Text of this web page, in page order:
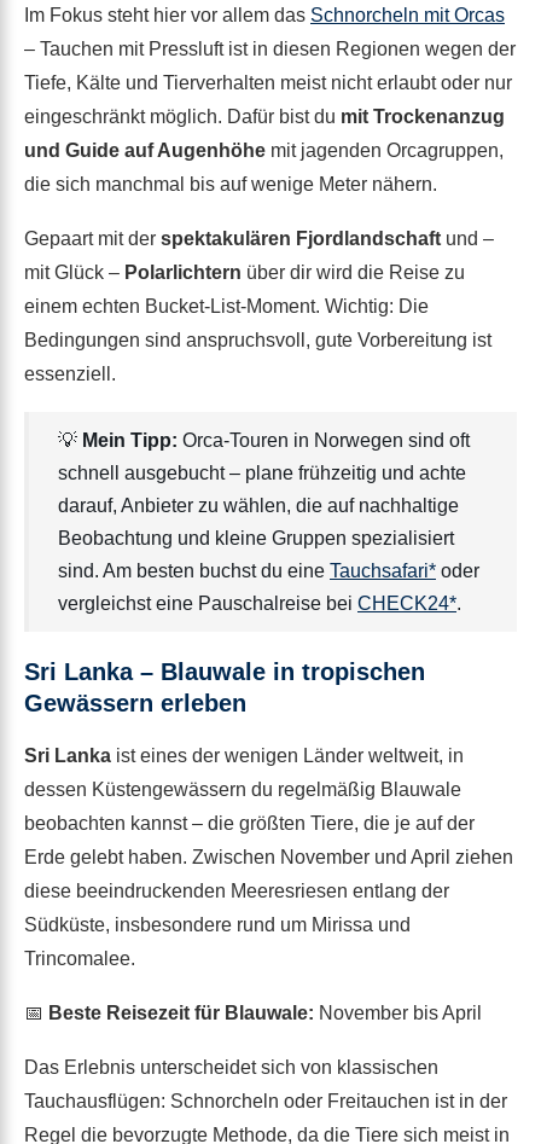
Im Fokus steht hier vor allem das Schnorcheln mit Orcas
– Tauchen mit Pressluft ist in diesen Regionen wegen der
Tiefe, Kälte und Tierverhalten meist nicht erlaubt oder nur
eingeschränkt möglich. Dafür bist du mit Trockenanzug
und Guide auf Augenhöhe mit jagenden Orcagruppen,
die sich manchmal bis auf wenige Meter nähern.
Gepaart mit der spektakulären Fjordlandschaft und –
mit Glück – Polarlichtern über dir wird die Reise zu
einem echten Bucket-List-Moment. Wichtig: Die
Bedingungen sind anspruchsvoll, gute Vorbereitung ist
essenziell.
💡 Mein Tipp: Orca-Touren in Norwegen sind oft
schnell ausgebucht – plane frühzeitig und achte
darauf, Anbieter zu wählen, die auf nachhaltige
Beobachtung und kleine Gruppen spezialisiert
sind. Am besten buchst du eine Tauchsafari* oder
vergleichst eine Pauschalreise bei CHECK24*.
Sri Lanka – Blauwale in tropischen
Gewässern erleben
Sri Lanka ist eines der wenigen Länder weltweit, in
dessen Küstengewässern du regelmäßig Blauwale
beobachten kannst – die größten Tiere, die je auf der
Erde gelebt haben. Zwischen November und April ziehen
diese beeindruckenden Meeresriesen entlang der
Südküste, insbesondere rund um Mirissa und
Trincomalee.
📅 Beste Reisezeit für Blauwale: November bis April
Das Erlebnis unterscheidet sich von klassischen
Tauchausflügen: Schnorcheln oder Freitauchen ist in der
Regel die bevorzugte Methode, da die Tiere sich meist in